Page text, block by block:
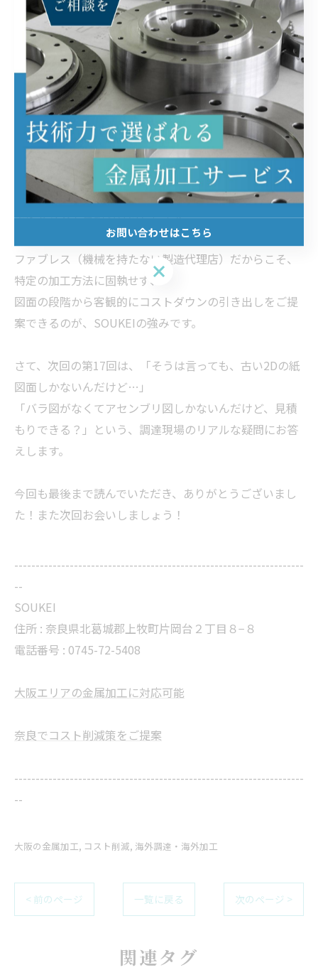
海外調達を成功させるコツは、図面をただ右から左へメ
ールで現地の工場に丸投げするのではなく、
「海外の工場が一番安く、一番得意なやり方で作れるよ
うに図面を微調整してあげること」です。
お客様が設計変更の手間をかける必要はありません。
「この図面、海外で作るならどこを見直したら安くな
る？」と、
僕にそのまま丸投げしていただければ、最適な置き換え
案をセットで見積もりいたします。
ファブレス（機械を持たない製造代理店）だからこそ、
特定の加工方法に固執せず、
図面の段階から客観的にコストダウンの引き出しをご提
案できるのが、SOUKEIの強みです。
さて、次回の第17回は、「そうは言っても、古い2Dの紙
図面しかないんだけど…」
「バラ図がなくてアセンブリ図しかないんだけど、見積
もりできる？」という、調達現場のリアルな疑問にお答
えします。
今回も最後まで読んでいただき、ありがとうございまし
た！また次回お会いしましょう！
--------------------------------------------------------------------
--
SOUKEI
住所 : 奈良県北葛城郡上牧町片岡台２丁目８−８
電話番号 : 0745-72-5408
大阪エリアの金属加工に対応可能
奈良でコスト削減策をご提案
--------------------------------------------------------------------
--
大阪の金属加工 コスト削減 海外調達・海外加工
< 前のページ 一覧に戻る 次のページ >
関連タグ
お問い合わせはこちら
お問い合わせはこちら